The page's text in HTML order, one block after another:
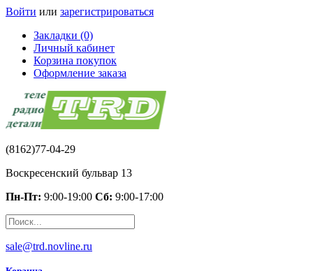
Войти или зарегистрироваться
Закладки (0)
Личный кабинет
Корзина покупок
Оформление заказа
(8162)77-04-29
Воскресенский бульвар 13
Пн-Пт: 9:00-19:00 Сб: 9:00-17:00
sale@trd.novline.ru